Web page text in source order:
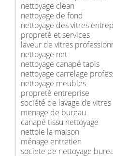
nettoyage clean
nettoyage de fond
nettoyage des vitres
propreté et services
laveur de vitres
nettoyage net
nettoyage canapé tapis
nettoyage carrelage
nettoyage meubles
propreté entreprise
société de lavage de vitres
menage de bureau
canapé tissu nettoyage
nettoie la maison
ménage entretien
societe de nettoyage